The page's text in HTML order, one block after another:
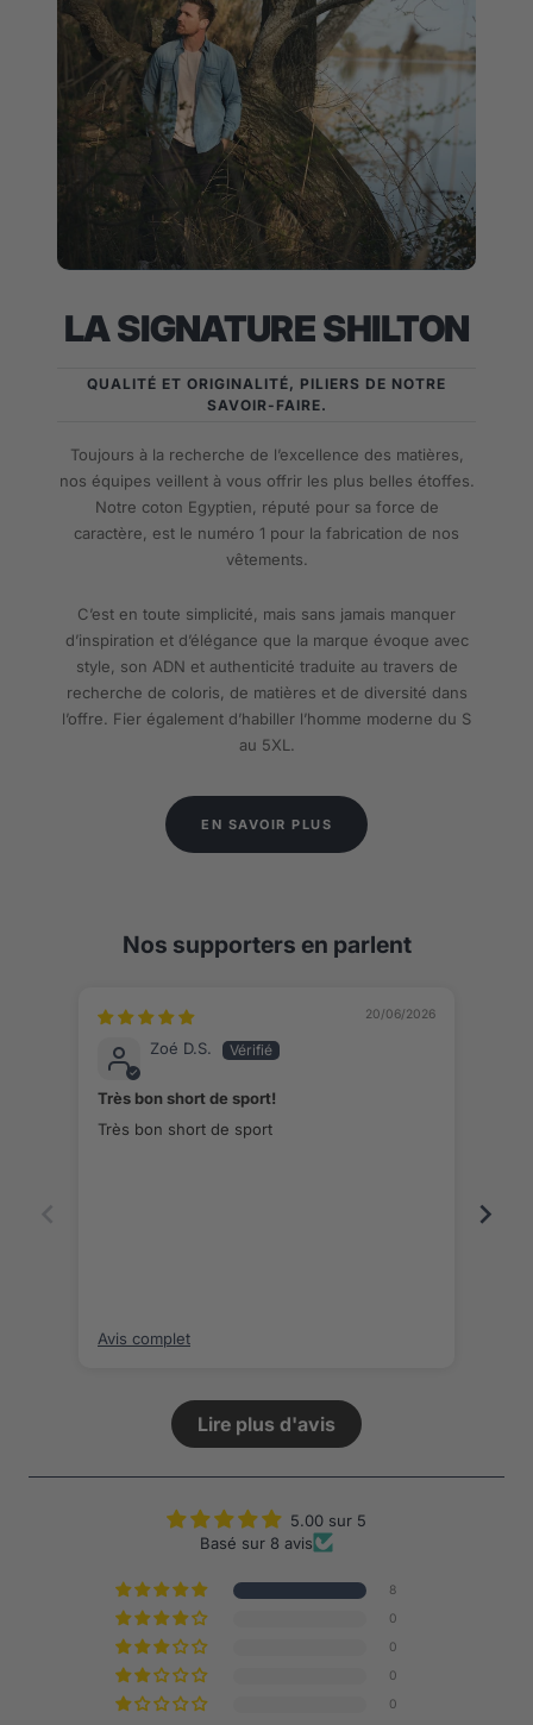
LA SIGNATURE SHILTON
QUALITÉ ET ORIGINALITÉ, PILIERS DE NOTRE
SAVOIR-FAIRE.
Toujours à la recherche de l’excellence des matières,
nos équipes veillent à vous offrir les plus belles étoffes.
Notre coton Egyptien, réputé pour sa force de
caractère, est le numéro 1 pour la fabrication de nos
vêtements.
C’est en toute simplicité, mais sans jamais manquer
d’inspiration et d’élégance que la marque évoque avec
style, son ADN et authenticité traduite au travers de
recherche de coloris, de matières et de diversité dans
l’offre. Fier également d’habiller l’homme moderne du S
au 5XL.
EN SAVOIR PLUS
Nos supporters en parlent
20/06/2026
Zoé D.S.
Très bon short de sport!
Très bon short de sport
Avis complet
Lire plus d'avis
5.00 sur 5
Basé sur 8 avis
8
0
0
0
0